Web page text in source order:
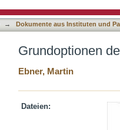
→ Dokumente aus Instituten und
Grundoptionen
Ebner, Martin
Dateien: